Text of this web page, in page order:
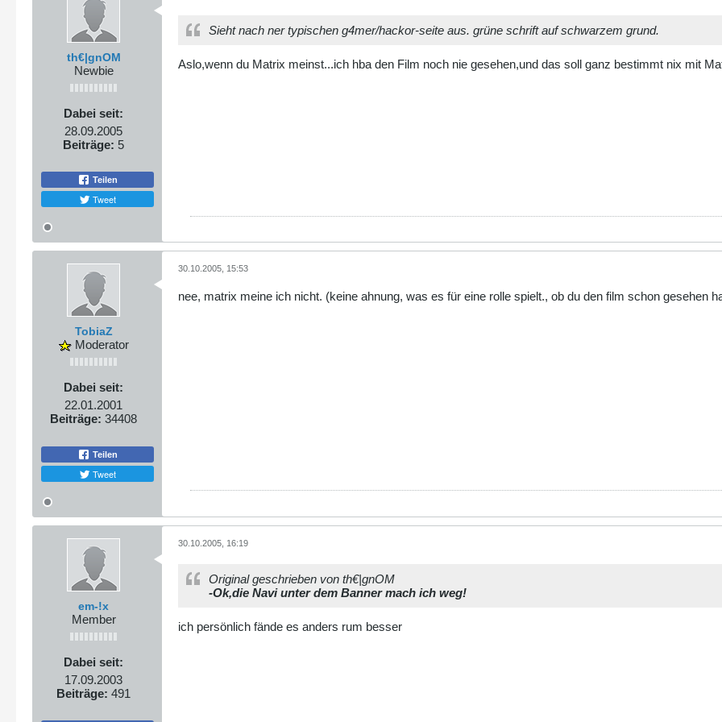
th€|gnOM
Newbie
Dabei seit:
28.09.2005
Beiträge: 5
Teilen
Tweet
Sieht nach ner typischen g4mer/hackor-seite aus. grüne schrift auf schwarzem grund.
Aslo,wenn du Matrix meinst...ich hba den Film noch nie gesehen,und das soll ganz bestimmt nix mit
TobiaZ
Moderator
Dabei seit:
22.01.2001
Beiträge: 34408
Teilen
Tweet
30.10.2005, 15:53
nee, matrix meine ich nicht. (keine ahnung, was es für eine rolle spielt., ob du den film schon gesehen
em-!x
Member
Dabei seit:
17.09.2003
Beiträge: 491
30.10.2005, 16:19
Original geschrieben von th€|gnOM
-Ok,die Navi unter dem Banner mach ich weg!
ich persönlich fände es anders rum besser